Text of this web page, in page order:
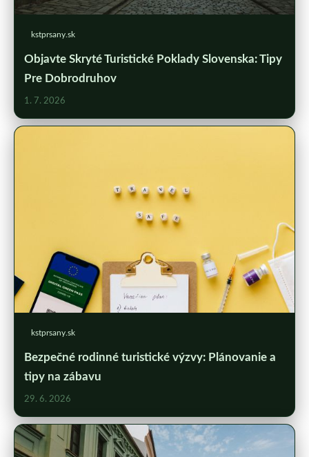
kstprsany.sk
Objavte Skryté Turistické Poklady Slovenska: Tipy
Pre Dobrodruhov
1. 7. 2026
kstprsany.sk
Bezpečné rodinné turistické výzvy: Plánovanie a
tipy na zábavu
29. 6. 2026